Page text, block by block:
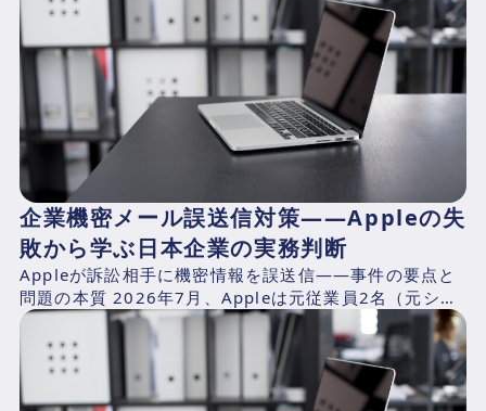
企業機密メール誤送信対策——Appleの失
敗から学ぶ日本企業の実務判断
Appleが訴訟相手に機密情報を誤送信——事件の要点と
問題の本質 2026年7月、Appleは元従業員2名（元シニ
アシステムズエンジニアのChang Liuおよ...